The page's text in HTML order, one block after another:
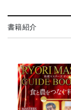
書籍紹介